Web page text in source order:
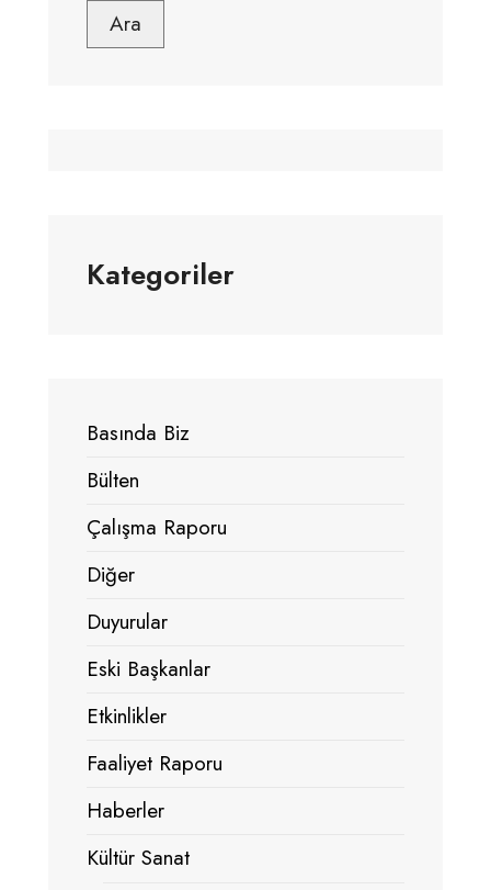
Ara
Kategoriler
Basında Biz
Bülten
Çalışma Raporu
Diğer
Duyurular
Eski Başkanlar
Etkinlikler
Faaliyet Raporu
Haberler
Kültür Sanat